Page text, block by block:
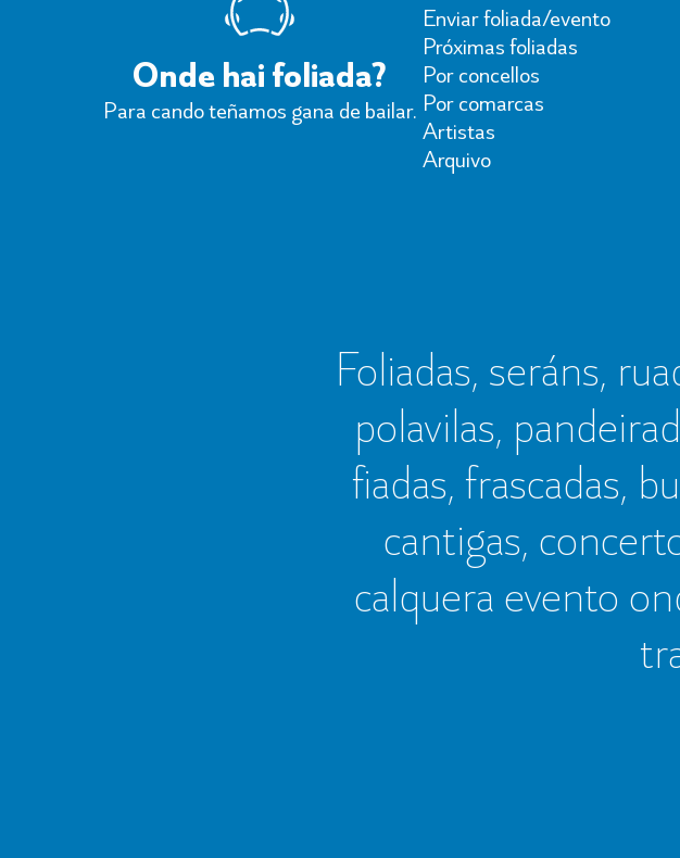
Onde hai foliada?
Para cando teñamos gana de bailar.
Enviar foliada/evento
Próximas foliadas
Por concellos
Por comarcas
Artistas
Arquivo
Foliadas, seráns,
polavilas,
fiadas, frascadas,
cantigas,
calquera evento